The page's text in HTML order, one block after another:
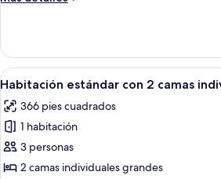
doble
estándar
Abrir
todas
las
fotos
de
Habitación
6
Habitación estándar con 2 camas
366 pies cuadrados
1 habitación
3 personas
2 camas individuales grandes